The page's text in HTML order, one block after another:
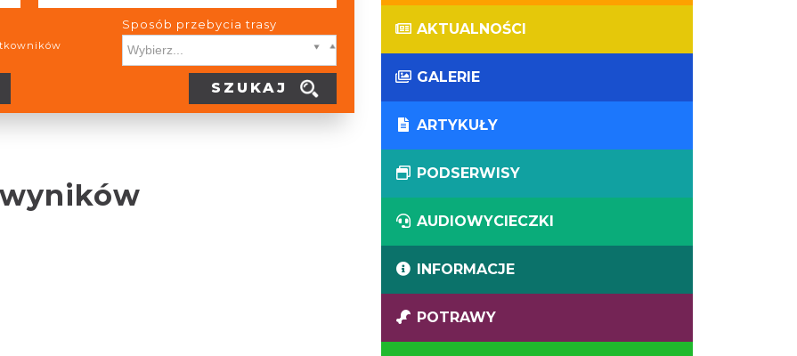
Sposób przebycia trasy
SZUKAJ
AKTUALNOŚCI
GALERIE
ARTYKUŁY
PODSERWISY
AUDIOWYCIECZKI
INFORMACJE
POTRAWY